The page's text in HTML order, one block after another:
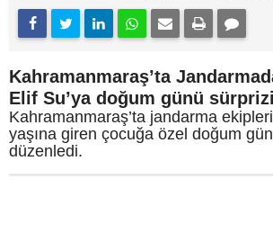
Kahramanmaraş’ta
Elif Su’ya doğum günü sürprizi
Kahramanmaraş’ta jandarma
yaşına giren çocuğa özel doğum
düzenledi.